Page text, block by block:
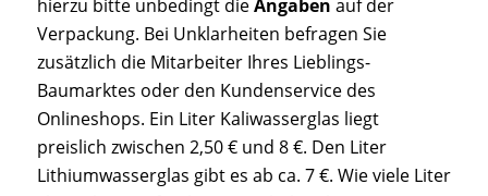
hierzu bitte unbedingt dieAngaben auf der
Verpackung. Bei Unklarheiten befragen Sie
zusätzlich die Mitarbeiter Ihres Lieblings-
Baumarktes oder den Kundenservice des
Onlineshops. Ein Liter Kaliwasserglas liegt
preislich zwischen 2,50 € und 8 €. Den Liter
Lithiumwasserglas gibt es ab ca. 7 €. Wie viele Liter